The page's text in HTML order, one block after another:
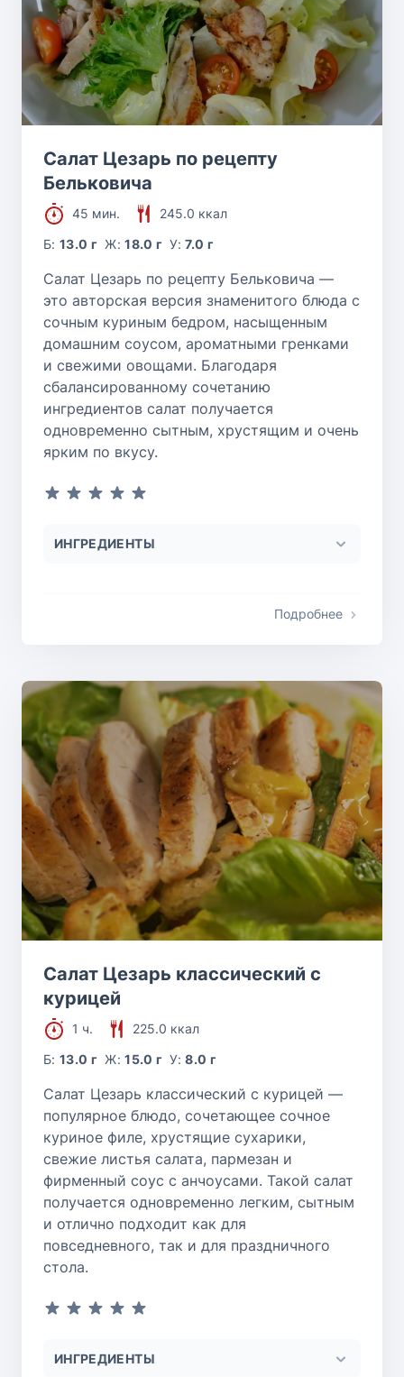
Салат Цезарь по рецепту
Бельковича
45 мин.
245.0 ккал
Б:13.0 г Ж:18.0 г У:7.0 г
Салат Цезарь по рецепту Бельковича —
это авторская версия знаменитого блюда с
сочным куриным бедром, насыщенным
домашним соусом, ароматными гренками
и свежими овощами. Благодаря
сбалансированному сочетанию
ингредиентов салат получается
одновременно сытным, хрустящим и очень
ярким по вкусу.
ИНГРЕДИЕНТЫ
Подробнее
Салат Цезарь классический с
курицей
1 ч.
225.0 ккал
Б:13.0 г Ж:15.0 г У:8.0 г
Салат Цезарь классический с курицей —
популярное блюдо, сочетающее сочное
куриное филе, хрустящие сухарики,
свежие листья салата, пармезан и
фирменный соус с анчоусами. Такой салат
получается одновременно легким, сытным
и отлично подходит как для
повседневного, так и для праздничного
стола.
ИНГРЕДИЕНТЫ